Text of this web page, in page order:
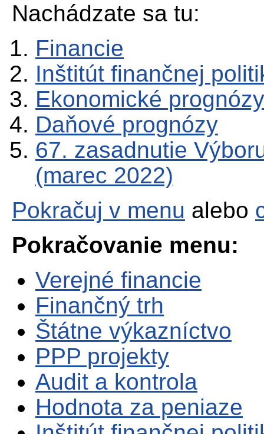
Nachádzate sa tu:
Financie
Inštitút finančnej
Ekonomické prognózy
Daňové prognózy
67. zasadnutie
(marec 2022)
Pokračuj v menu alebo
Pokračovanie menu:
Verejné financie
Finančný trh
Štátne výkazníctvo
PPP projekty
Audit a kontrola
Hodnota za peniaze